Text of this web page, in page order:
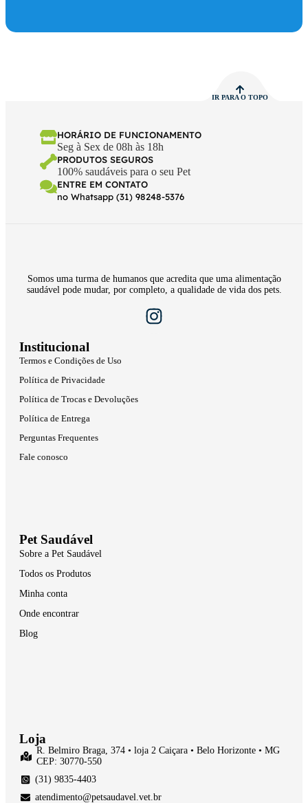
IR PARA O TOPO
HORÁRIO DE FUNCIONAMENTO
Seg à Sex de 08h às 18h
PRODUTOS SEGUROS
100% saudáveis para o seu Pet
ENTRE EM CONTATO
no Whatsapp (31) 98248-5376
Somos uma turma de humanos que acredita que uma alimentação
saudável pode mudar, por completo, a qualidade de vida dos pets.
Institucional
Termos e Condições de Uso
Política de Privacidade
Política de Trocas e Devoluções
Política de Entrega
Perguntas Frequentes
Fale conosco
Pet Saudável
Sobre a Pet Saudável
Todos os Produtos
Minha conta
Onde encontrar
Blog
Loja
R. Belmiro Braga, 374 • loja 2 Caiçara • Belo Horizonte • MG
CEP: 30770-550
(31) 9835-4403
atendimento@petsaudavel.vet.br